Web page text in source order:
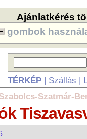
Ajánlatkérés
gombok
TÉRKÉP| Szállás |
Szatmár-